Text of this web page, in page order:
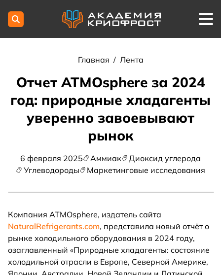
Главная / Лента
Отчет ATMOsphere за 2024
год: природные хладагенты
уверенно завоевывают
рынок
6 февраля 2025 Аммиак
Диоксид углерода
Углеводороды
Маркетинговые исследования
Компания ATMOsphere, издатель сайта
NaturalRefrigerants.com, представила новый отчёт о
рынке холодильного оборудования в 2024 году,
озаглавленный «Природные хладагенты: состояние
холодильной отрасли в Европе, Северной Америке,